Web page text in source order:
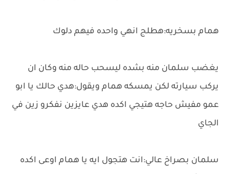
همام بسخريه:هطلج انهي واحده فيهم دلوك
يغضب سلمان منه بشده ليسحب حاله منه وكان ان
يركب سيارته لكن يمسكه همام ويقول:هدي حالك يا ابو
عمو مفيش حاجه هتيجي اكده هدي عايزين نفكرو زين في
الجاي
سلمان بصراخ عالي:انت هتجول ايه يا همام اوعى اكده